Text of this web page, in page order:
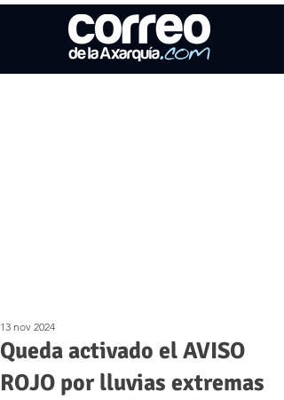
Queda activado el AVISO
ROJO por lluvias extremas
13 nov 2024